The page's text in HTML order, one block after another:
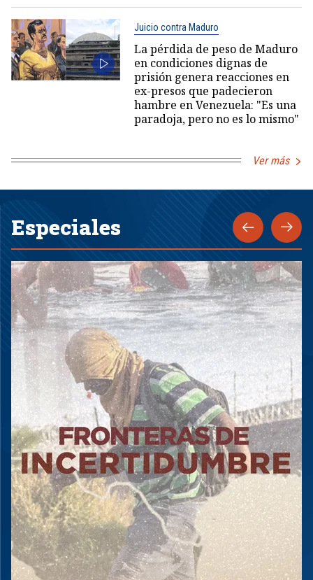
Juicio contra Maduro
La pérdida de peso de Maduro
en condiciones dignas de
prisión genera reacciones en
ex-presos que padecieron
hambre en Venezuela: "Es una
paradoja, pero no es lo mismo"
Ver más
Especiales